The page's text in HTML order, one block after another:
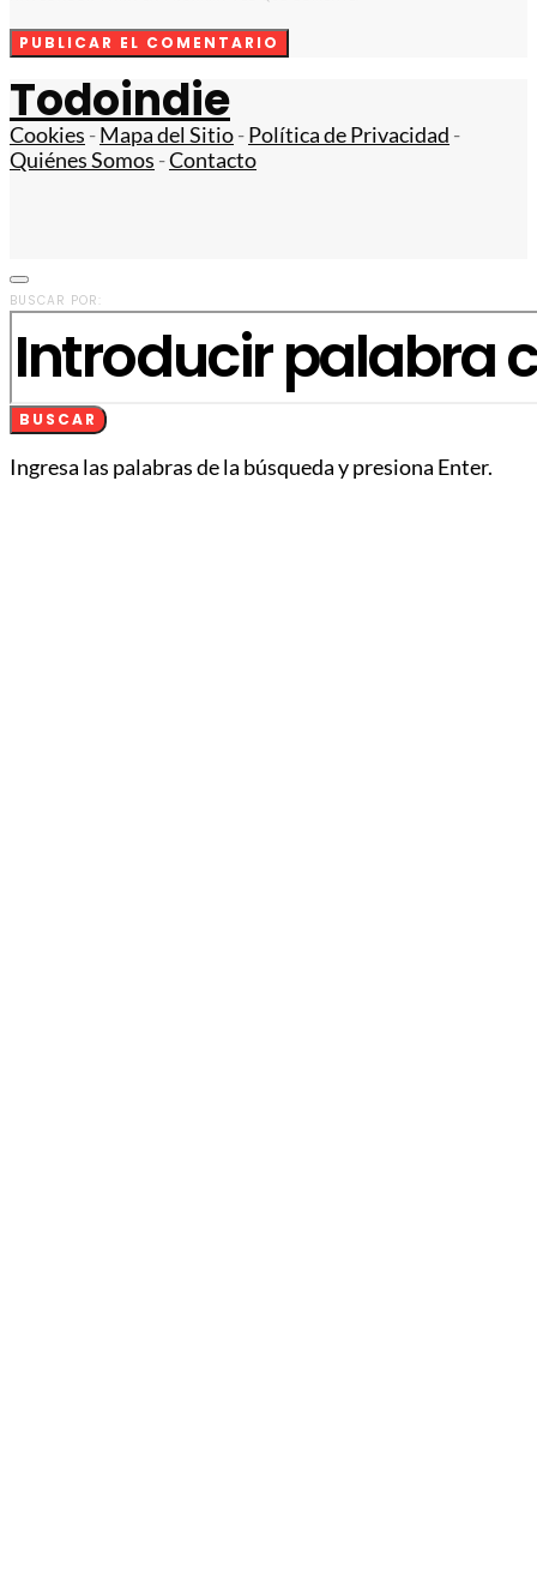
Todoindie
Cookies -Mapa del Sitio-Política de Privacidad -
Quiénes Somos -Contacto
BUSCAR POR:
BUSCAR
Ingresa las palabras de la búsqueda y presiona Enter.